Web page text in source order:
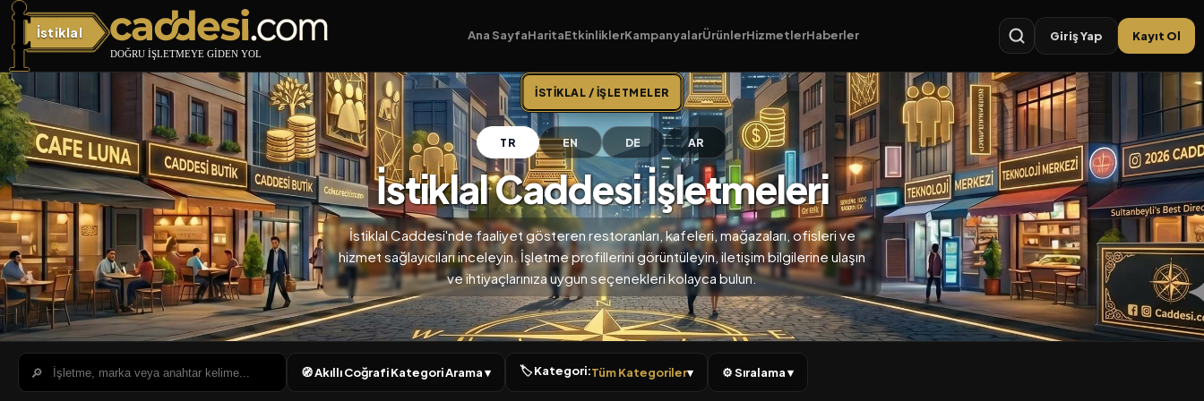
İstiklal
İstiklal Caddesi Ana SayfaHaritaEtkinliklerKampanyalarÜrünlerHizmetlerHaberler Giriş Yap Kayıt Ol
İSTIKLAL / İŞLETMELER
TR EN DE AR
İstiklal Caddesi İşletmeleri
İstiklal Caddesi'nde faaliyet gösteren restoranları, kafeleri, mağazaları, ofisleri ve
hizmet sağlayıcıları inceleyin. İşletme profillerini görüntüleyin, iletişim bilgilerine ulaşın
ve ihtiyaçlarınıza uygun seçenekleri kolayca bulun.
🔎 🧭 Akıllı Coğrafi Kategori Arama ▾ 🏷 Kategori:Tüm Kategoriler▾ ⚙ Sıralama ▾